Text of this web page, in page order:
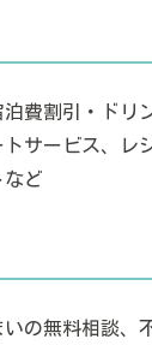
費割引・ドリ
サービス、レ
など
の無料相談、